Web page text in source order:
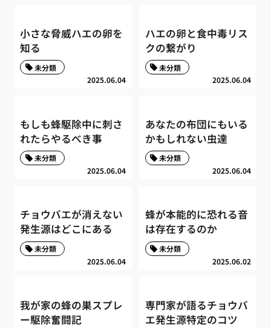
小さな脅威ハエの卵を
知る
2025.06.04
未分類
ハエの卵と食中毒リス
クの繋がり
2025.06.04
未分類
もしも蜂駆除中に刺さ
れたらやるべき事
2025.06.04
未分類
あなたの布団にもいる
かもしれない虫達
2025.06.04
未分類
チョウバエが消えない
発生源はどこにある
2025.06.04
未分類
蜂が本能的に恐れる音
は存在するのか
2025.06.02
未分類
我が家の蜂の巣スプレ
ー駆除奮闘記
専門家が語るチョウバ
エ発生源特定のコツ